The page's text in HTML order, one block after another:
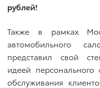
рублей!
Также в рамках
автомобильного
представил свой
идеей
обслуживания